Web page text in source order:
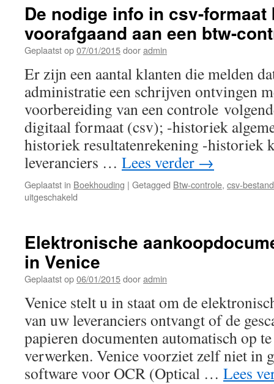
functionaliteiten
in
Venice
Facturatie
Venice
Facturatie
en
Venice
Facturatie
Enterprise
De nodige info in csv-formaat
voorafgaand aan een btw-
Geplaatst op07/01/2015dooradmin
Er zijn een aantal klanten die melden
administratie een schrijven ontvingen
voorbereiding van een controle
digitaal formaat (csv); -historiek
historiek resultatenrekening -historiek
leveranciers … Lees verder →
Geplaatst in Boekhouding | Getagged Btw-controle, csv-
uitgeschakeld
in
csv-
formaat
bezorgen
aan
een
btw-
controle
Elektronische
in Venice
Geplaatst op06/01/2015dooradmin
Venice stelt u in staat om de
van uw leveranciers ontvangt of de
papieren documenten automatisch op
verwerken. Venice voorziet zelf niet in
software voor OCR (Optical … Lees